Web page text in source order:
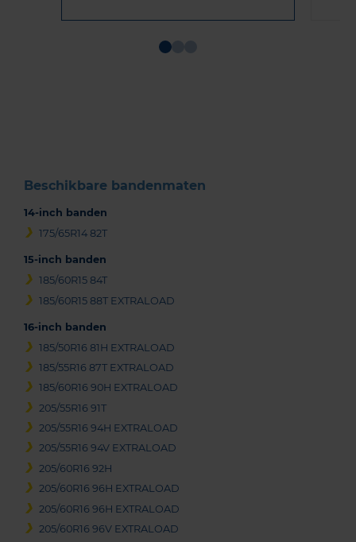
Beschikbare bandenmaten
14-inch banden
175/65R14 82T
15-inch banden
185/60R15 84T
185/60R15 88T EXTRALOAD
16-inch banden
185/50R16 81H EXTRALOAD
185/55R16 87T EXTRALOAD
185/60R16 90H EXTRALOAD
205/55R16 91T
205/55R16 94H EXTRALOAD
205/55R16 94V EXTRALOAD
205/60R16 92H
205/60R16 96H EXTRALOAD
205/60R16 96H EXTRALOAD
205/60R16 96V EXTRALOAD